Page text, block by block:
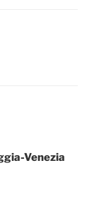
Venezia